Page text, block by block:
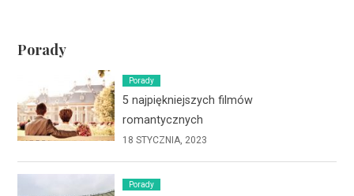
Porady
Porady
5 najpiękniejszych filmów
romantycznych
18 STYCZNIA, 2023
Porady